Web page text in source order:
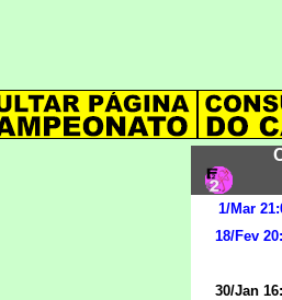
1/Mar
18/Fev
30/Jan